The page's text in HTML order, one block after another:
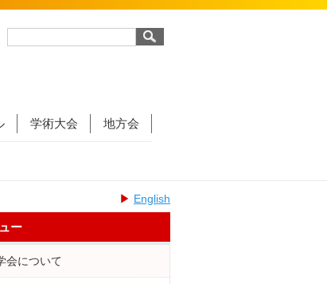
学術大会 地方会
▶ English
ー
会について